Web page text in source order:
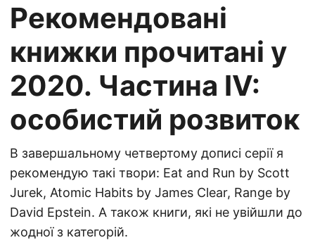
Рекомендовані
книжки прочитані у
2020. Частина IV:
особистий розвиток
В завершальному четвертому дописі серії я
рекомендую такі твори: Eat and Run by Scott
Jurek, Atomic Habits by James Clear, Range by
David Epstein. А також книги, які не увійшли до
жодної з категорій.